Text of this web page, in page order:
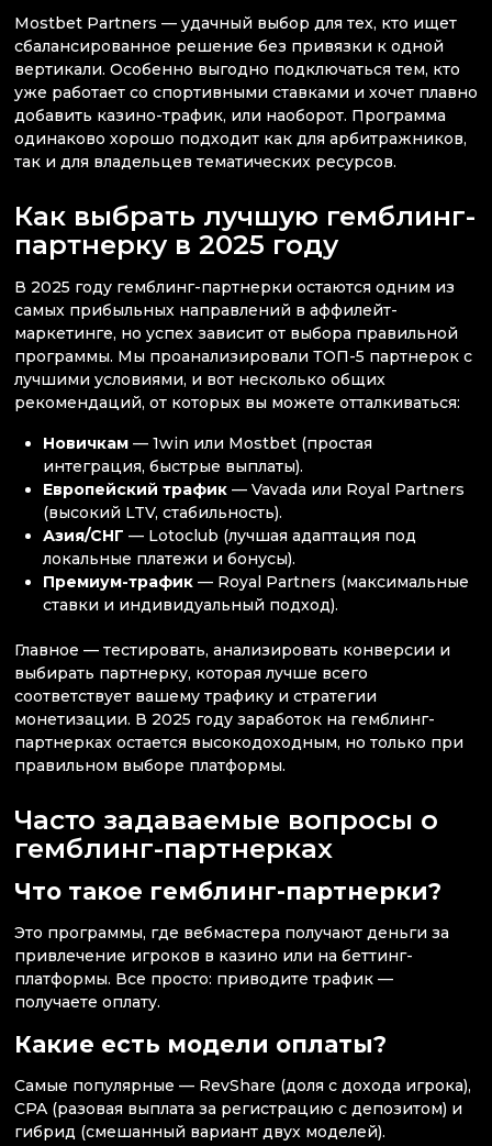
Mostbet Partners — удачный выбор для тех, кто ищет
сбалансированное решение без привязки к одной
вертикали. Особенно выгодно подключаться тем, кто
уже работает со спортивными ставками и хочет плавно
добавить казино-трафик, или наоборот. Программа
одинаково хорошо подходит как для арбитражников,
так и для владельцев тематических ресурсов.
Как выбрать лучшую гемблинг-
партнерку в 2025 году
В 2025 году гемблинг-партнерки остаются одним из
самых прибыльных направлений в аффилейт-
маркетинге, но успех зависит от выбора правильной
программы. Мы проанализировали ТОП-5 партнерок с
лучшими условиями, и вот несколько общих
рекомендаций, от которых вы можете отталкиваться:
Новичкам— 1win или Mostbet (простая
интеграция, быстрые выплаты).
Европейский трафик — Vavada или Royal Partners
(высокий LTV, стабильность).
Азия/СНГ — Lotoclub (лучшая адаптация под
локальные платежи и бонусы).
Премиум-трафик— Royal Partners (максимальные
ставки и индивидуальный подход).
Главное — тестировать, анализировать конверсии и
выбирать партнерку, которая лучше всего
соответствует вашему трафику и стратегии
монетизации. В 2025 году заработок на гемблинг-
партнерках остается высокодоходным, но только при
правильном выборе платформы.
Часто задаваемые вопросы о
гемблинг-партнерках
Что такое гемблинг-партнерки?
Это программы, где вебмастера получают деньги за
привлечение игроков в казино или на беттинг-
платформы. Все просто: приводите трафик —
получаете оплату.
Какие есть модели оплаты?
Самые популярные — RevShare (доля с дохода игрока),
CPA (разовая выплата за регистрацию с депозитом) и
гибрид (смешанный вариант двух моделей).